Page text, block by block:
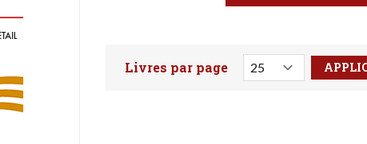
Faites votre recherche ici
Livres par page